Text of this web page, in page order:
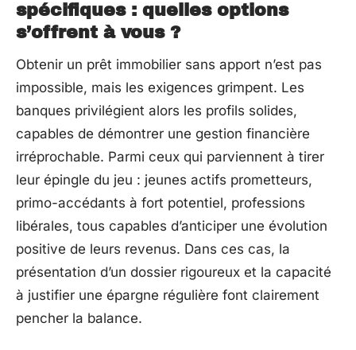
spécifiques : quelles options
s’offrent à vous ?
Obtenir un prêt immobilier sans apport n’est pas
impossible, mais les exigences grimpent. Les
banques privilégient alors les profils solides,
capables de démontrer une gestion financière
irréprochable. Parmi ceux qui parviennent à tirer
leur épingle du jeu : jeunes actifs prometteurs,
primo-accédants à fort potentiel, professions
libérales, tous capables d’anticiper une évolution
positive de leurs revenus. Dans ces cas, la
présentation d’un dossier rigoureux et la capacité
à justifier une épargne régulière font clairement
pencher la balance.